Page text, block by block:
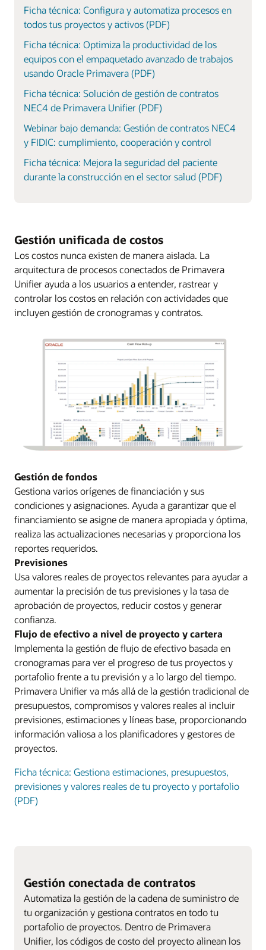
Ficha técnica: Configura y automatiza procesos en
todos tus proyectos y activos (PDF)
Ficha técnica: Optimiza la productividad de los
equipos con el empaquetado avanzado de trabajos
usando Oracle Primavera (PDF)
Ficha técnica: Solución de gestión de contratos
NEC4 de Primavera Unifier (PDF)
Webinar bajo demanda: Gestión de contratos NEC4
y FIDIC: cumplimiento, cooperación y control
Ficha técnica: Mejora la seguridad del paciente
durante la construcción en el sector salud (PDF)
Gestión unificada de costos
Los costos nunca existen de manera aislada. La
arquitectura de procesos conectados de Primavera
Unifier ayuda a los usuarios a entender, rastrear y
controlar los costos en relación con actividades que
incluyen gestión de cronogramas y contratos.
Gestión de fondos
Gestiona varios orígenes de financiación y sus
condiciones y asignaciones. Ayuda a garantizar que el
financiamiento se asigne de manera apropiada y óptima,
realiza las actualizaciones necesarias y proporciona los
reportes requeridos.
Previsiones
Usa valores reales de proyectos relevantes para ayudar a
aumentar la precisión de tus previsiones y la tasa de
aprobación de proyectos, reducir costos y generar
confianza.
Flujo de efectivo a nivel de proyecto y cartera
Implementa la gestión de flujo de efectivo basada en
cronogramas para ver el progreso de tus proyectos y
portafolio frente a tu previsión y a lo largo del tiempo.
Primavera Unifier va más allá de la gestión tradicional de
presupuestos, compromisos y valores reales al incluir
previsiones, estimaciones y líneas base, proporcionando
información valiosa a los planificadores y gestores de
proyectos.
Ficha técnica: Gestiona estimaciones, presupuestos,
previsiones y valores reales de tu proyecto y portafolio
(PDF)
Gestión conectada de contratos
Automatiza la gestión de la cadena de suministro de
tu organización y gestiona contratos en todo tu
portafolio de proyectos. Dentro de Primavera
Unifier, los códigos de costo del proyecto alinean los